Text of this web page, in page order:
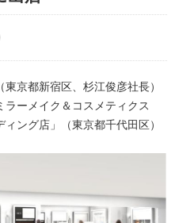
京都新宿区、杉江俊彦社長）
ーメイク＆コスメティクス
ング店」（東京都千代田区）